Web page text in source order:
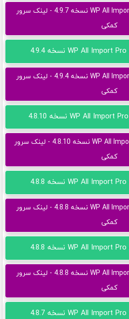
دانلود رایگان افزونه WP All Import Pro نسخه 4.9.7 - لینک سرور
کمکی
دانلود رایگان افزونه WP All Import Pro نسخه 4.9.4 - لینک سرور
کمکی
دانلود رایگان افزونه WP All Import Pro نسخه 4.8.10 - لینک سرور
کمکی
دانلود رایگان افزونه WP All Import Pro نسخه 4.8.8 - لینک سرور
کمکی
دانلود رایگان افزونه WP All Import Pro نسخه 4.8.8 - لینک سرور
کمکی